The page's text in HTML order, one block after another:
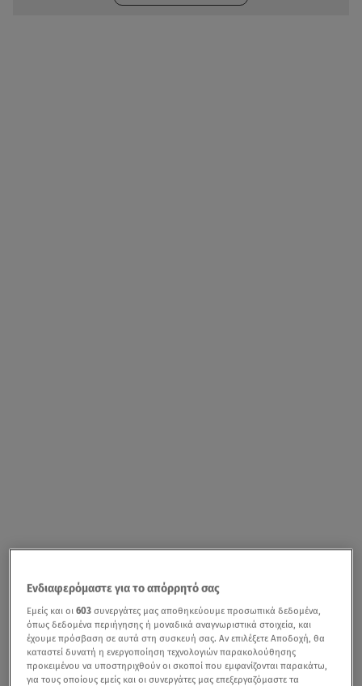
Ενδιαφερόμαστε για το απόρρητό σας
Εμείς και οι603 συνεργάτες μας αποθηκεύουμε προσωπικά δεδομένα,
όπως δεδομένα περιήγησης ή μοναδικά αναγνωριστικά στοιχεία, και
έχουμε πρόσβαση σε αυτά στη συσκευή σας. Αν επιλέξετε Αποδοχή, θα
καταστεί δυνατή η ενεργοποίηση τεχνολογιών παρακολούθησης
προκειμένου να υποστηριχθούν οι σκοποί που εμφανίζονται παρακάτω,
για τους οποίους εμείς και οι συνεργάτες μας επεξεργαζόμαστε τα